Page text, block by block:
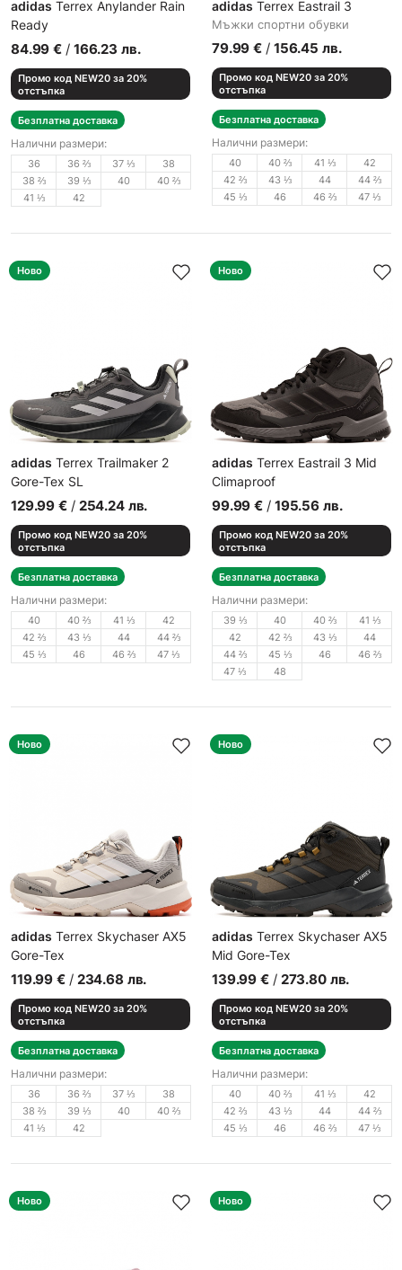
adidas Terrex Anylander Rain
Ready
Дамски маратонки
84.99 € / 166.23 лв.
Промо код NEW20 за 20%
отстъпка
Безплатна доставка
Налични размери:
36 36 ⅔ 37 ⅓
38
38 ⅔
39 ⅓ 40
40 ⅔
41 ⅓
42
adidas Terrex Eastrail 3
Мъжки спортни обувки
79.99 € / 156.45 лв.
Промо код NEW20 за 20%
отстъпка
Безплатна доставка
Налични размери:
40 40 ⅔ 41 ⅓
42
42 ⅔
43 ⅓ 44
44 ⅔
45 ⅓
46 46 ⅔ 47 ⅓
Ново
adidas Terrex Trailmaker 2
Gore-Tex SL
Мъжки спортни обувки
129.99 € / 254.24 лв.
Промо код NEW20 за 20%
отстъпка
Безплатна доставка
Налични размери:
40 40 ⅔ 41 ⅓
42
42 ⅔
43 ⅓ 44
44 ⅔
45 ⅓
46 46 ⅔ 47 ⅓
Ново
adidas Terrex Eastrail 3 Mid
Climaproof
Мъжки спортни обувки
99.99 € / 195.56 лв.
Промо код NEW20 за 20%
отстъпка
Безплатна доставка
Налични размери:
39 ⅓ 40 40 ⅔
41 ⅓
42
42 ⅔ 43 ⅓
44
44 ⅔
45 ⅓ 46
46 ⅔
47 ⅓
48
Ново
adidas Terrex Skychaser AX5
Gore-Tex
Дамски спортни обувки
119.99 € / 234.68 лв.
Промо код NEW20 за 20%
отстъпка
Безплатна доставка
Налични размери:
36 36 ⅔ 37 ⅓
38
38 ⅔
39 ⅓ 40
40 ⅔
41 ⅓
42
Ново
adidas Terrex Skychaser AX5
Mid Gore-Tex
Мъжки спортни обувки
139.99 € / 273.80 лв.
Промо код NEW20 за 20%
отстъпка
Безплатна доставка
Налични размери:
40 40 ⅔ 41 ⅓
42
42 ⅔
43 ⅓ 44
44 ⅔
45 ⅓
46 46 ⅔ 47 ⅓
Ново Ново